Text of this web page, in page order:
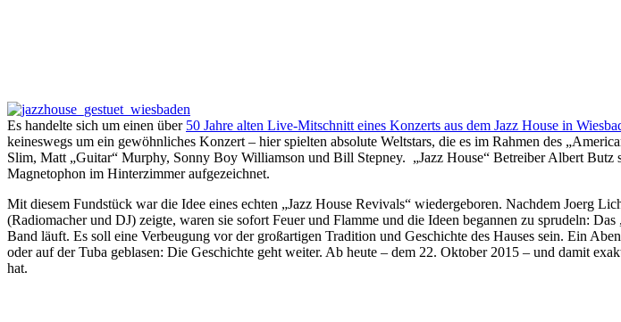
Es handelte sich um einen über 50 Jahre alten Live-Mitschnitt eines Konzerts aus dem Jazz House in
keineswegs um ein gewöhnliches Konzert – hier spielten absolute Weltstars, die es im Rahmen des
Slim, Matt „Guitar“ Murphy, Sonny Boy Williamson und Bill Stepney. „Jazz House“ Betreiber Albert
Magnetophon im Hinterzimmer aufgezeichnet.
Mit diesem Fundstück war die Idee eines echten „Jazz House Revivals“ wiedergeboren. Nachdem Joerg
(Radiomacher und DJ) zeigte, waren sie sofort Feuer und Flamme und die Ideen begannen zu sprudeln:
Band läuft. Es soll eine Verbeugung vor der großartigen Tradition und Geschichte des Hauses sein. Ein
oder auf der Tuba geblasen: Die Geschichte geht weiter. Ab heute – dem 22. Oktober 2015 – und damit
hat.